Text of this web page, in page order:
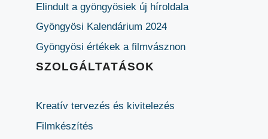
Elindult a gyöngyösiek új híroldala
Gyöngyösi Kalendárium 2024
Gyöngyösi értékek a filmvásznon
SZOLGÁLTATÁSOK
Kreatív tervezés és kivitelezés
Filmkészítés